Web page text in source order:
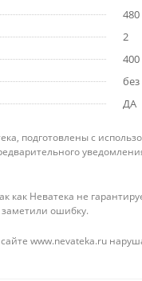
480
2
400
ДА
подготовлены с
как Неватека не
ошибку.
www.nevateka.ru